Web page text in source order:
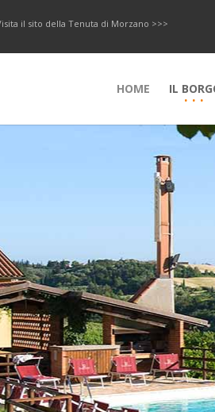
il sito della Tenuta di Morzano >>>
HOME IL